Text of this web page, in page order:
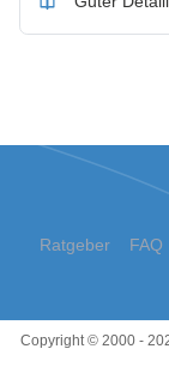
Ratgeber FAQ
Copyright © 2000 -